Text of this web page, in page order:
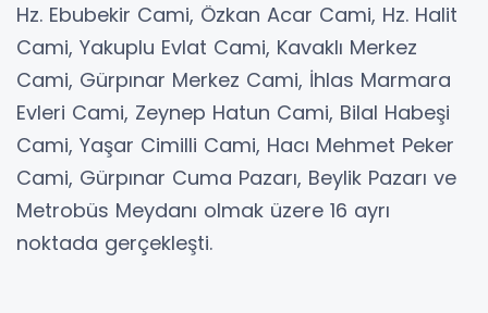
Hz. Ebubekir Cami, Özkan Acar Cami, Hz. Halit
Cami, Yakuplu Evlat Cami, Kavaklı Merkez
Cami, Gürpınar Merkez Cami, İhlas Marmara
Evleri Cami, Zeynep Hatun Cami, Bilal Habeşi
Cami, Yaşar Cimilli Cami, Hacı Mehmet Peker
Cami, Gürpınar Cuma Pazarı, Beylik Pazarı ve
Metrobüs Meydanı olmak üzere 16 ayrı
noktada gerçekleşti.